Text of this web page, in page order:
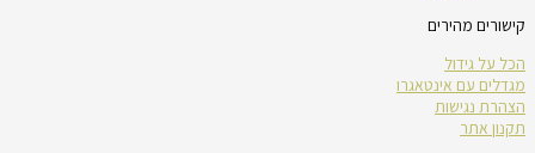
קישורים מהירים
הכל על גידול
מגדלים עם אינטאגרו
הצהרת נגישות
תקנון אתר